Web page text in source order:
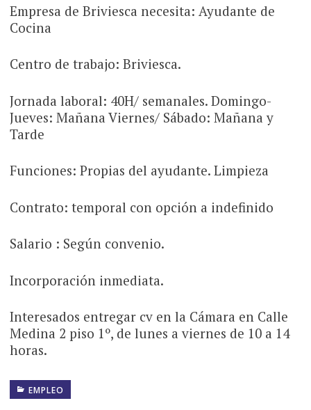
Empresa de Briviesca necesita: Ayudante de
Cocina
Centro de trabajo: Briviesca.
Jornada laboral: 40H/ semanales. Domingo-
Jueves: Mañana Viernes/ Sábado: Mañana y
Tarde
Funciones: Propias del ayudante. Limpieza
Contrato: temporal con opción a indefinido
Salario : Según convenio.
Incorporación inmediata.
Interesados entregar cv en la Cámara en Calle
Medina 2 piso 1º, de lunes a viernes de 10 a 14
horas.
EMPLEO